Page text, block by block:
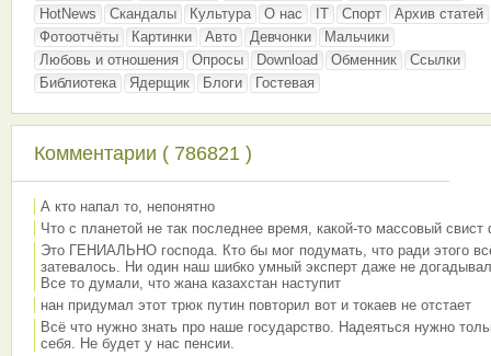
HotNews
Скандалы Культура О нас IT Спорт
Архив статей
Фотоотчёты
Картинки Авто Девчонки
Мальчики
Любовь и отношения
Опросы Download Обменник
Ссылки
Библиотека
Ядерщик Блоги Гостевая
Комментарии ( 786821 )
А кто напал то, непонятно
Что с планетой не так последнее время, какой-то массовый свист
Это ГЕНИАЛЬНО господа. Кто бы мог подумать, что ради этого
затевалось. Ни один наш шибко умный эксперт даже не
Все то думали, что жана казахстан наступит
нан придумал этот трюк путин повторил вот и токаев не отстает
Всё что нужно знать про наше государство. Надеяться нужно
себя. Не будет у нас пенсии.